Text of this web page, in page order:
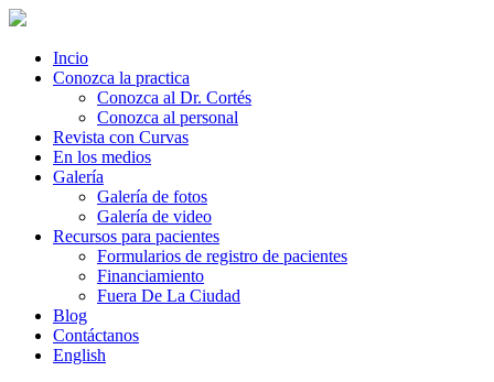
Incio
Conozca la practica
Conozca al Dr. Cortés
Conozca al personal
Revista con Curvas
En los medios
Galería
Galería de fotos
Galería de video
Recursos para pacientes
Formularios de registro de pacientes
Financiamiento
Fuera De La Ciudad
Blog
Contáctanos
English